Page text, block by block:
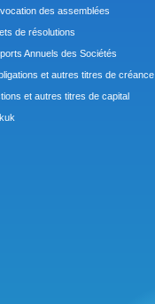
des assemblées
de résolutions
Annuels des Sociétés
et autres titres de créance
et autres titres de capital